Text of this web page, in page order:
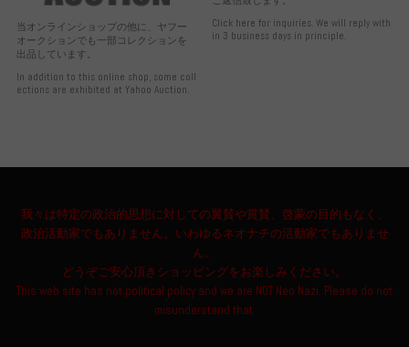
当オンラインショップの他に、ヤフー
オークションでも一部コレクションを
出品しています。
In addition to this online shop, some coll
ections are exhibited at Yahoo Auction.
Click here for inquiries. We will reply with
in 3 business days in principle.
我々は特定の政治的思想に対しての翼賛や賞賛、啓蒙の目的もなく、
政治活動家でもありません。いわゆるネオナチの活動家でもありませ
ん。
どうぞご安心頂きショッピングをお楽しみください。
This web site has not political policy and we are NOT Neo Nazi. Please do not
misunderstand that.